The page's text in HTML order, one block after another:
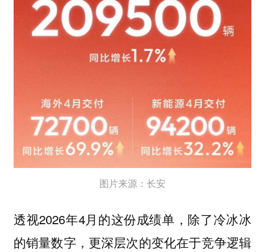
图片来源：长安
透视2026年4月的这份成绩单，除了冷冰冰
的销量数字，更深层次的变化在于竞争逻辑